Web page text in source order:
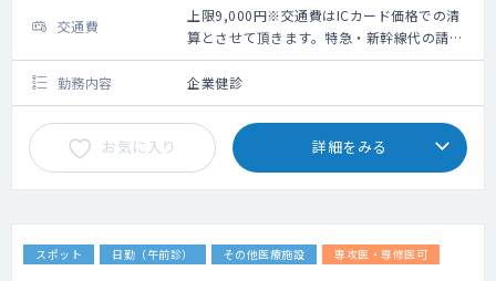
交通費
上限9,000円※交通費はICカード価格での清
算とさせて頂きます。特急・新幹線代の請求
不可。
勤務内容
企業健診
お気に入り 詳細をみる
スポット 日勤（午前診） その他医療施設 専攻医・専修医可